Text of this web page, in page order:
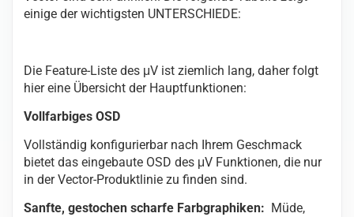
einige der wichtigsten UNTERSCHIEDE:
Die Feature-Liste des μV ist ziemlich lang, daher folgt
hier eine Übersicht der Hauptfunktionen:
Vollfarbiges OSD
Vollständig konfigurierbar nach Ihrem Geschmack
bietet das eingebaute OSD des μV Funktionen, die nur
in der Vector-Produktlinie zu finden sind.
Sanfte, gestochen scharfe Farbgraphiken: Müde,